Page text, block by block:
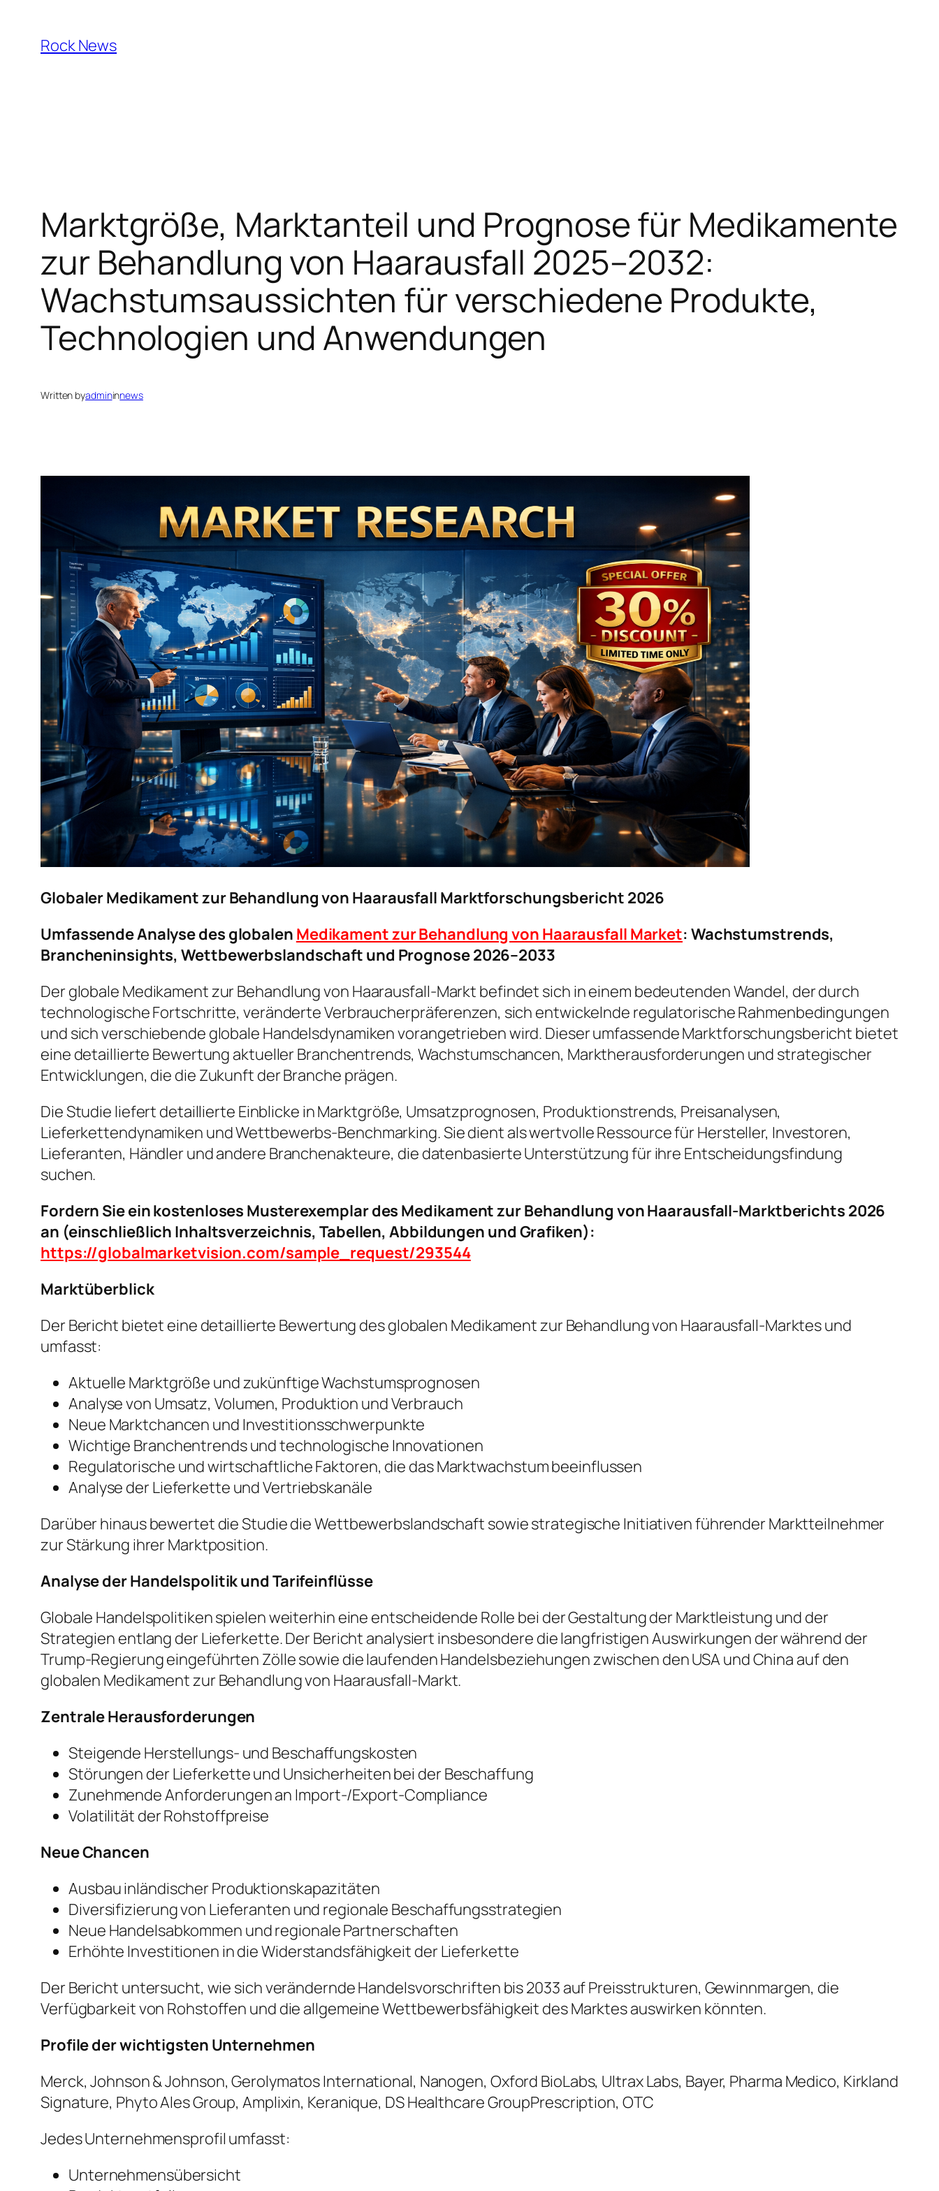
content
Rock News
Marktgröße, Marktanteil und Prognose für Medikamente
zur Behandlung von Haarausfall 2025–2032:
Wachstumsaussichten für verschiedene Produkte,
Technologien und Anwendungen
Written byadmininnews
Globaler Medikament zur Behandlung von Haarausfall Marktforschungsbericht 2026
Umfassende Analyse des globalen Medikament zur Behandlung von Haarausfall Market: Wachstumstrends,
Brancheninsights, Wettbewerbslandschaft und Prognose 2026–2033
Der globale Medikament zur Behandlung von Haarausfall-Markt befindet sich in einem bedeutenden Wandel, der durch
technologische Fortschritte, veränderte Verbraucherpräferenzen, sich entwickelnde regulatorische Rahmenbedingungen
und sich verschiebende globale Handelsdynamiken vorangetrieben wird. Dieser umfassende Marktforschungsbericht bietet
eine detaillierte Bewertung aktueller Branchentrends, Wachstumschancen, Marktherausforderungen und strategischer
Entwicklungen, die die Zukunft der Branche prägen.
Die Studie liefert detaillierte Einblicke in Marktgröße, Umsatzprognosen, Produktionstrends, Preisanalysen,
Lieferkettendynamiken und Wettbewerbs-Benchmarking. Sie dient als wertvolle Ressource für Hersteller, Investoren,
Lieferanten, Händler und andere Branchenakteure, die datenbasierte Unterstützung für ihre Entscheidungsfindung
suchen.
Fordern Sie ein kostenloses Musterexemplar des Medikament zur Behandlung von Haarausfall-Marktberichts 2026
an (einschließlich Inhaltsverzeichnis, Tabellen, Abbildungen und Grafiken):
https://globalmarketvision.com/sample_request/293544
Marktüberblick
Der Bericht bietet eine detaillierte Bewertung des globalen Medikament zur Behandlung von Haarausfall-Marktes und
umfasst:
Aktuelle Marktgröße und zukünftige Wachstumsprognosen
Analyse von Umsatz, Volumen, Produktion und Verbrauch
Neue Marktchancen und Investitionsschwerpunkte
Wichtige Branchentrends und technologische Innovationen
Regulatorische und wirtschaftliche Faktoren, die das Marktwachstum beeinflussen
Analyse der Lieferkette und Vertriebskanäle
Darüber hinaus bewertet die Studie die Wettbewerbslandschaft sowie strategische Initiativen führender Marktteilnehmer
zur Stärkung ihrer Marktposition.
Analyse der Handelspolitik und Tarifeinflüsse
Globale Handelspolitiken spielen weiterhin eine entscheidende Rolle bei der Gestaltung der Marktleistung und der
Strategien entlang der Lieferkette. Der Bericht analysiert insbesondere die langfristigen Auswirkungen der während der
Trump-Regierung eingeführten Zölle sowie die laufenden Handelsbeziehungen zwischen den USA und China auf den
globalen Medikament zur Behandlung von Haarausfall-Markt.
Zentrale Herausforderungen
Steigende Herstellungs- und Beschaffungskosten
Störungen der Lieferkette und Unsicherheiten bei der Beschaffung
Zunehmende Anforderungen an Import-/Export-Compliance
Volatilität der Rohstoffpreise
Neue Chancen
Ausbau inländischer Produktionskapazitäten
Diversifizierung von Lieferanten und regionale Beschaffungsstrategien
Neue Handelsabkommen und regionale Partnerschaften
Erhöhte Investitionen in die Widerstandsfähigkeit der Lieferkette
Der Bericht untersucht, wie sich verändernde Handelsvorschriften bis 2033 auf Preisstrukturen, Gewinnmargen, die
Verfügbarkeit von Rohstoffen und die allgemeine Wettbewerbsfähigkeit des Marktes auswirken könnten.
Profile der wichtigsten Unternehmen
Merck, Johnson & Johnson, Gerolymatos International, Nanogen, Oxford BioLabs, Ultrax Labs, Bayer, Pharma Medico, Kirkland
Signature, Phyto Ales Group, Amplixin, Keranique, DS Healthcare GroupPrescription, OTC
Jedes Unternehmensprofil umfasst:
Unternehmensübersicht